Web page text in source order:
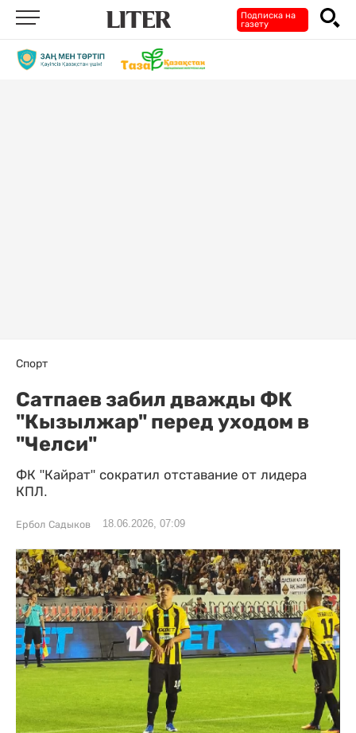
Подписка на
газету
Спорт
Сатпаев забил дважды ФК
"Кызылжар" перед уходом в
"Челси"
ФК "Кайрат" сократил отставание от лидера
КПЛ.
Ербол Садыков 18.06.2026, 07:09